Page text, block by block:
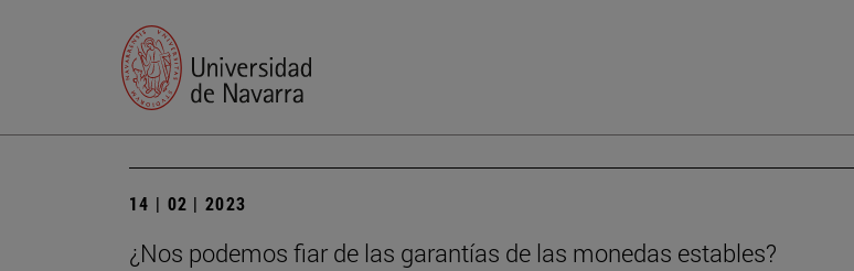
14 | 02 | 2023
¿Nos podemos fiar de las garantías de las monedas estables?